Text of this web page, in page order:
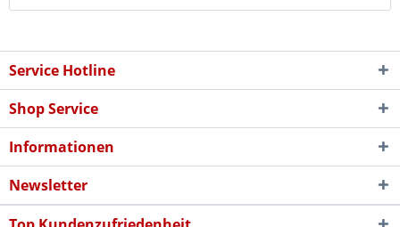
Service Hotline
Shop Service
Informationen
Newsletter